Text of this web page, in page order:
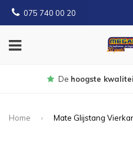
075 740 00 20
Gratis
Home
Mate Glijstang